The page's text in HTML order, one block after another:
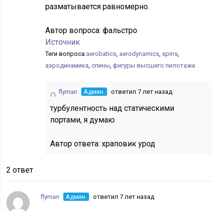
разматывается равномерно.
Автор вопроса:фальстро
Источник
Теги вопроса:aerobatics, aerodynamics, spins,
аэродинамика,спины,фигуры высшего пилотажа
flyman Админ. ответил 7 лет назад
турбулентность над статическими
портами, я думаю
Автор ответа:храповик урод
2 ответ
flyman Админ. ответил 7 лет назад